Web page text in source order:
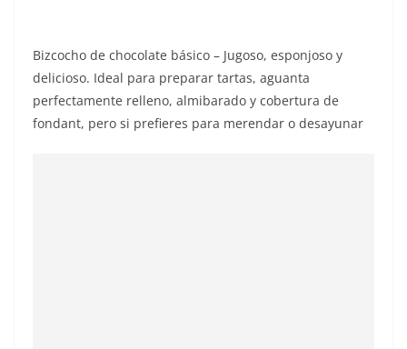
Bizcocho de chocolate básico – Jugoso, esponjoso y
delicioso. Ideal para preparar tartas, aguanta
perfectamente relleno, almibarado y cobertura de
fondant, pero si prefieres para merendar o desayunar